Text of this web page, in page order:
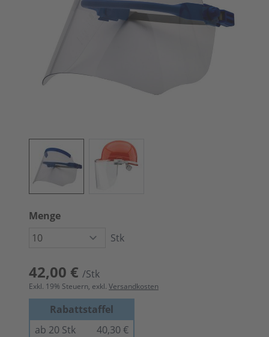
Menge
Stk
42,00 € /Stk
Exkl. 19% Steuern, exkl. Versandkosten
Rabattstaffel
ab 20 Stk
40,30 €